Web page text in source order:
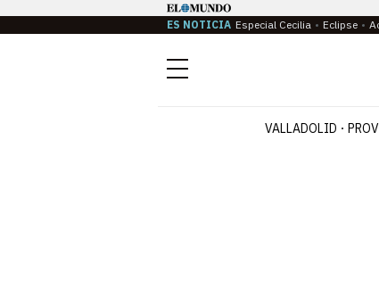
ES NOTICIA Especial Cecilia Eclipse
Menú
VALLADOLID